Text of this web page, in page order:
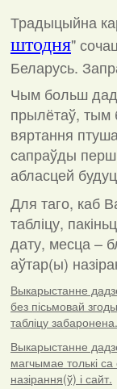
Традыцыйна
штодня"
Беларусь.
Чым больш
прылётаў, тым
вяртання
сапраўды
абласцей
Для таго, каб
табліцу,
дату, месца –
аўтар(ы)
Выкарыстанне
без пісьмовай
табліцу забаронена.
Выкарыстанне
магчымае толькі
назірання(ў) і сайт.